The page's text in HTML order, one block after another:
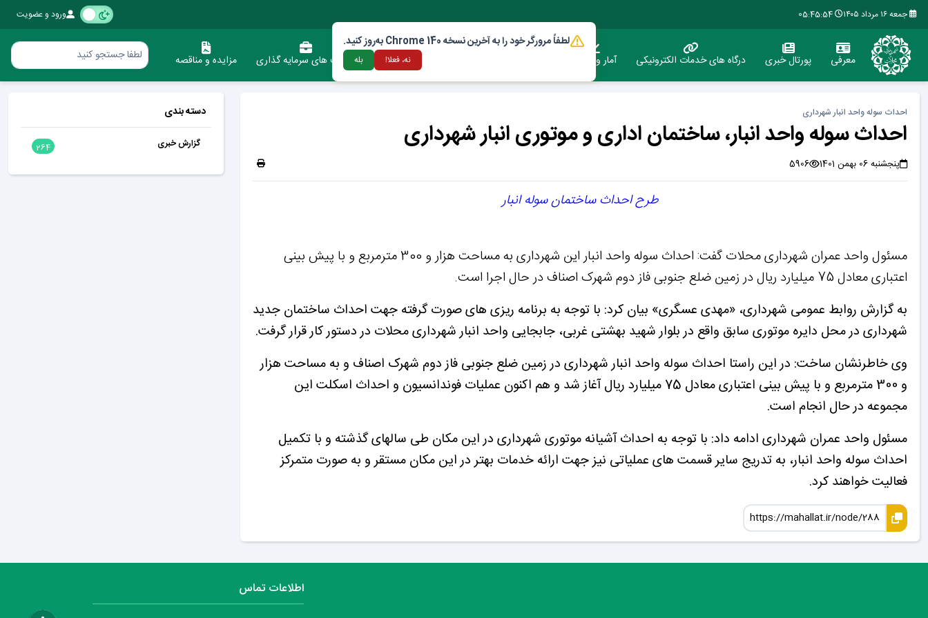
جمعه ۱۶ مرداد ۱۴۰۵ 05:45:55 ورود و عضویت
معرفی پورتال خبری درگاه های خدمات الکترونیکی آمار وعملکرد ارتباط با شهرداری فرصت های سرمایه گذاری مزایده و مناقصه
احداث سوله واحد انبار شهرداری
احداث سوله واحد انبار، ساختمان اداری و موتوری انبار شهرداری
پنجشنبه 06 بهمن 1401 5906
طرح احداث ساختمان سوله انبار
مسئول واحد عمران شهرداری محلات گفت: احداث سوله واحد انبار این شهرداری به مساحت هزار و 300 مترمربع و با پیش بینی
اعتباری معادل 75 میلیارد ریال در زمین ضلع جنوبی فاز دوم شهرک اصناف در حال اجرا است.
به گزارش روابط عمومی شهرداری، «مهدی عسگری» بیان کرد: با توجه به برنامه ریزی های صورت گرفته جهت احداث ساختمان جدید
شهرداری در محل دایره موتوری سابق واقع در بلوار شهید بهشتی غربی، جابجایی واحد انبار شهرداری محلات در دستور کار قرار گرفت.
وی خاطرنشان ساخت: در این راستا احداث سوله واحد انبار شهرداری در زمین ضلع جنوبی فاز دوم شهرک اصناف و به مساحت هزار
و 300 مترمربع و با پیش بینی اعتباری معادل 75 میلیارد ریال آغاز شد و هم اکنون عملیات فوندانسیون و احداث اسکلت این
مجموعه در حال انجام است.
مسئول واحد عمران شهرداری ادامه داد: با توجه به احداث آشیانه موتوری شهرداری در این مکان طی سالهای گذشته و با تکمیل
احداث سوله واحد انبار، به تدریج سایر قسمت های عملیاتی نیز جهت ارائه خدمات بهتر در این مکان مستقر و به صورت متمرکز
فعالیت خواهند کرد.
دسته بندی
گزارش خبری 264
اطلاعات تماس
لطفاً مرورگر خود را به آخرین نسخه Chrome 140 به‌روز کنید.
نه، فعلا! بله